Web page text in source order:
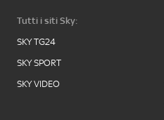
Tutti i siti Sky:
SKY TG24
SKY SPORT
SKY VIDEO